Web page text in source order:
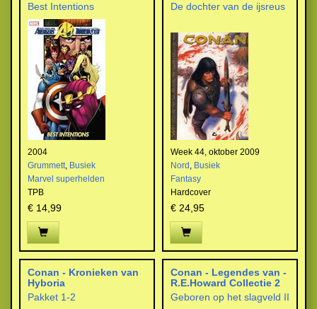
Best Intentions
2004
Grummett, Busiek
Marvel superhelden
TPB
€ 14,99
De dochter van de ijsreus
Week 44, oktober 2009
Nord , Busiek
Fantasy
Hardcover
€ 24,95
Conan - Kronieken van
Hyboria
Pakket 1-2
Conan - Legendes van -
R.E.Howard Collectie 2
Geboren op het slagveld II